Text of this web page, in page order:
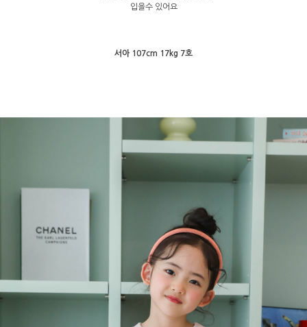
입을수 있어요
서아 107cm 17kg 7호